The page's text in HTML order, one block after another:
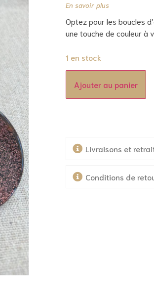
En savoir plus
Optez pour les boucles
une touche de couleur à
1 en stock
Ajouter au panier
Livraisons et
Conditions de